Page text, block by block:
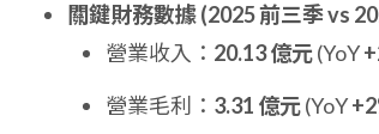
關鍵財務數據 (2025 前三季 vs
營業收入： 20.13 億元(YoY
營業毛利： 3.31 億元(YoY